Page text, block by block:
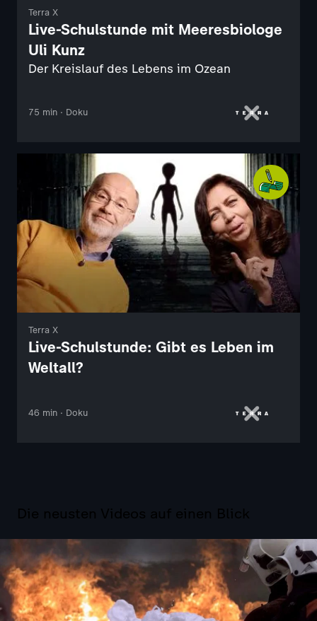
Terra X
Live-Schulstunde mit Meeresbiologe
Uli Kunz
Der Kreislauf des Lebens im Ozean
75 min · Doku
Terra X
Live-Schulstunde: Gibt es Leben im
Weltall?
46 min · Doku
Die neusten Videos auf einen Blick